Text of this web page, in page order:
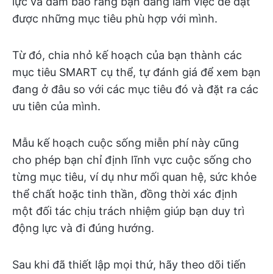
được những mục tiêu phù hợp với mình.
Từ đó, chia nhỏ kế hoạch của bạn thành các
mục tiêu SMART cụ thể, tự đánh giá để xem bạn
đang ở đâu so với các mục tiêu đó và đặt ra các
ưu tiên của mình.
Mẫu kế hoạch cuộc sống miễn phí này cũng
cho phép bạn chỉ định lĩnh vực cuộc sống cho
từng mục tiêu, ví dụ như mối quan hệ, sức khỏe
thể chất hoặc tinh thần, đồng thời xác định
một đối tác chịu trách nhiệm giúp bạn duy trì
động lực và đi đúng hướng.
Sau khi đã thiết lập mọi thứ, hãy theo dõi tiến